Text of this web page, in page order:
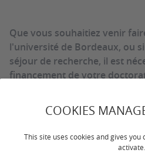
COOKIES
This site uses cookies and gives
activate.
Que vous souhaitiez venir
l'université de Bordeaux, ou
séjour de recherche, il est
financement de votre